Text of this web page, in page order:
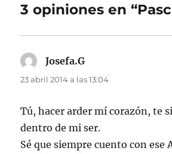
3 opiniones en
Josefa.G
23 abril 2014 a las 13:04
Tú, hacer arder mí corazón, te
dentro de mi ser.
Sé que siempre cuento con ese